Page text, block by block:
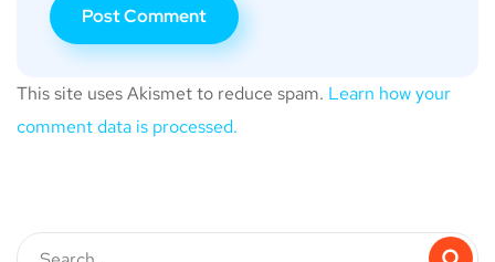
This site uses Akismet to reduce spam. Learn how your
comment data is processed.